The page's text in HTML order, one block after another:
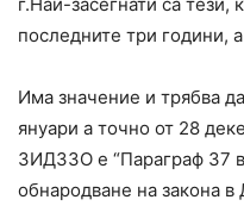
последните три години,
Има значение и трябва
януари а точно от 28
ЗИДЗЗО е “Параграф 37
обнародване на закона